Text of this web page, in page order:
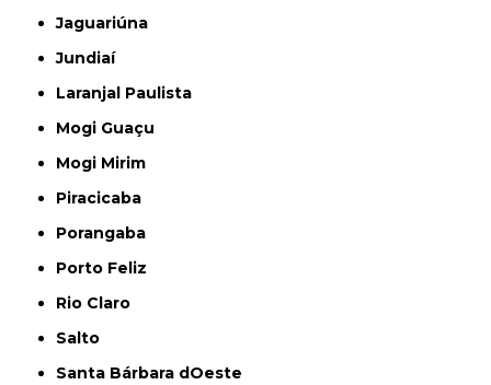
Jaguariúna
Jundiaí
Laranjal Paulista
Mogi Guaçu
Mogi Mirim
Piracicaba
Porangaba
Porto Feliz
Rio Claro
Salto
Santa Bárbara dOeste